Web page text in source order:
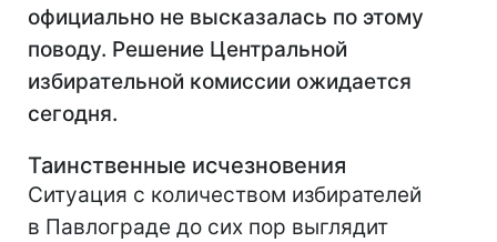
официально не высказалась по этому
поводу. Решение Центральной
избирательной комиссии ожидается
сегодня.
Таинственные исчезновения
Ситуация с количеством избирателей
в Павлограде до сих пор выглядит